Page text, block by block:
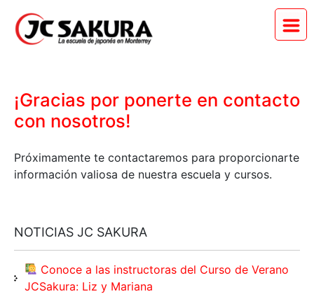
¡Gracias por ponerte en contacto
con nosotros!
Próximamente te contactaremos para proporcionarte
información valiosa de nuestra escuela y cursos.
NOTICIAS JC SAKURA
Conoce a las instructoras del Curso de Verano
JCSakura: Liz y Mariana